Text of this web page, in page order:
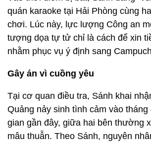
quán karaoke tại Hải Phòng cùng
chơi. Lúc này, lực lượng Công an
tượng dọa tự tử chỉ là cách để xin
nhằm phục vụ ý định sang
Gây án vì cuồng yêu
Tại cơ quan điều tra, Sánh khai
Quảng nảy sinh tình cảm vào
gian gần đây, giữa hai bên thường
mâu thuẫn. Theo Sánh, nguyên